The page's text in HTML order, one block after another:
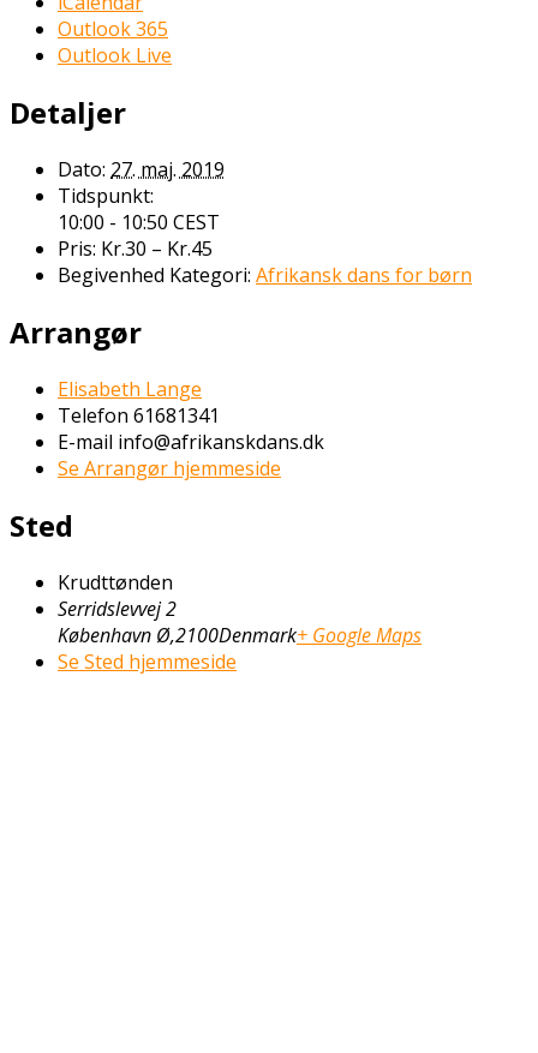
Outlook 365
Outlook Live
Detaljer
Dato: 27. maj. 2019
Tidspunkt:
10:00 - 10:50 CEST
Pris: Kr.30 – Kr.45
Begivenhed Kategori: Afrikansk dans for børn
Arrangør
Elisabeth Lange
Telefon 61681341
E-mail info@afrikanskdans.dk
Se Arrangør hjemmeside
Sted
Krudttønden
Serridslevvej 2
København Ø,2100Denmark+ Google Maps
Se Sted hjemmeside